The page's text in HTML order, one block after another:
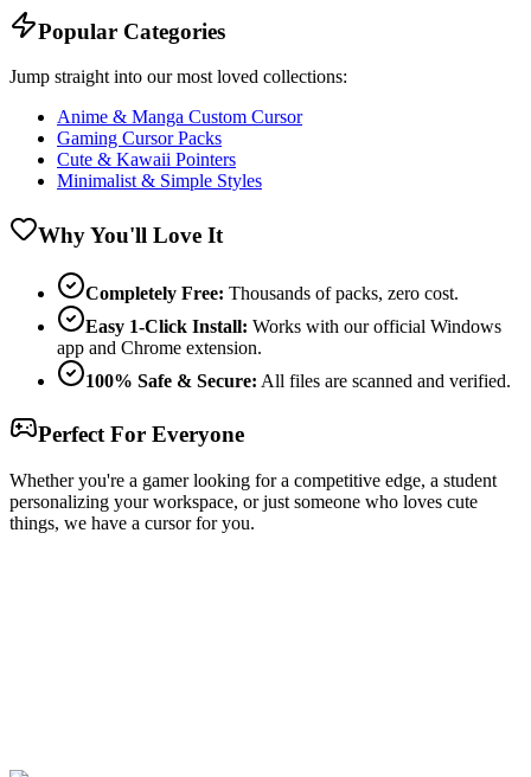
Popular Categories
Jump straight into our most loved collections:
Anime & Manga Custom Cursor
Gaming Cursor Packs
Cute & Kawaii Pointers
Minimalist & Simple Styles
Why You'll Love It
Completely Free: Thousands of packs, zero cost.
Easy 1-Click Install: Works with our official Windows
app and Chrome extension.
100% Safe & Secure: All files are scanned and verified.
Perfect For Everyone
Whether you're a gamer looking for a competitive edge, a student
personalizing your workspace, or just someone who loves cute
things, we have a cursor for you.